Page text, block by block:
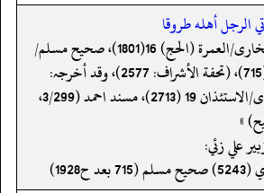
الرجل أهله طروقا
« صحیح البخاری/العمرة (الحج) 16(1801)، صحیح مسلم/
الإمارة 56 (715)، (تحفة الأشراف: 2577)، وقد أخرجہ:
سنن الترمذی/الاستئذان 19 (2713)، مسند احمد (3/299،
علي زئي:
ح1928)